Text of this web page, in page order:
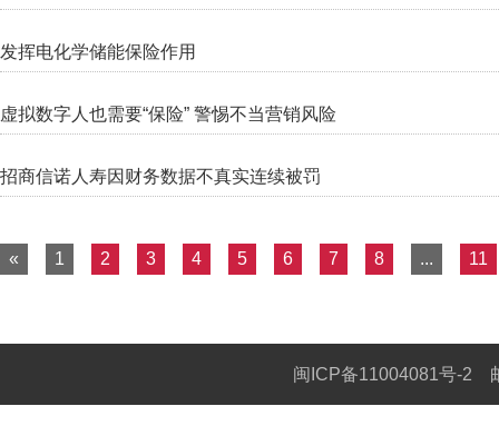
发挥电化学储能保险作用
虚拟数字人也需要“保险” 警惕不当营销风险
招商信诺人寿因财务数据不真实连续被罚
« 1 2 3 4 5 6 7 8 ... 11
闽ICP备11004081号-2